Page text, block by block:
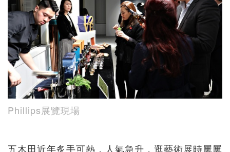
Phillips展覽現場
五木田近年炙手可熱，人氣急升，逛藝術展時屢屢